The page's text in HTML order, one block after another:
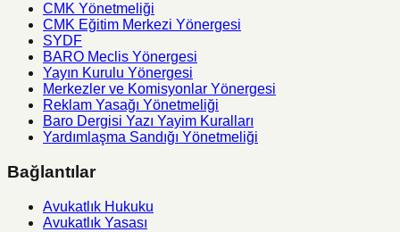
CMK Yönetmeliği
CMK Eğitim Merkezi Yönergesi
SYDF
BARO Meclis Yönergesi
Yayın Kurulu Yönergesi
Merkezler ve Komisyonlar Yönergesi
Reklam Yasağı Yönetmeliği
Baro Dergisi Yazı Yayim Kuralları
Yardımlaşma Sandığı Yönetmeliği
Bağlantılar
Avukatlık Hukuku
Avukatlık Yasası